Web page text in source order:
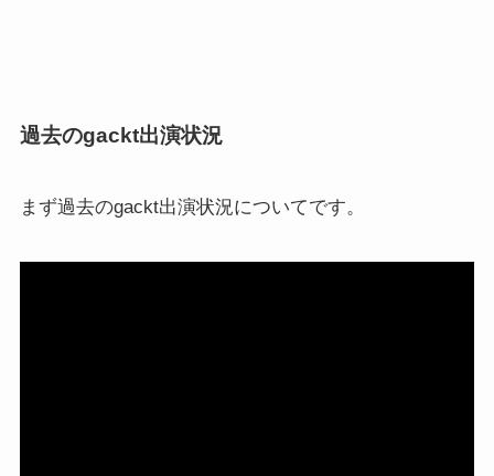
過去のgackt出演状況
まず過去のgackt出演状況についてです。